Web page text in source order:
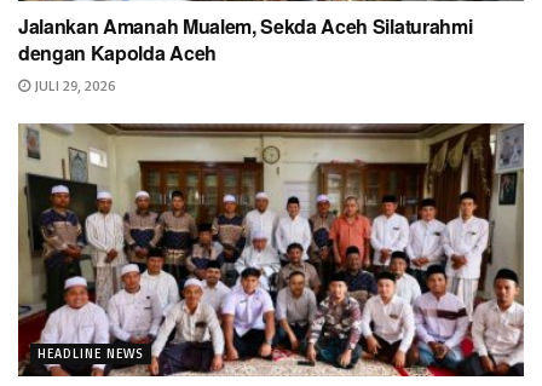
Jalankan Amanah Mualem, Sekda Aceh Silaturahmi
dengan Kapolda Aceh
JULI 29, 2026
HEADLINE NEWS